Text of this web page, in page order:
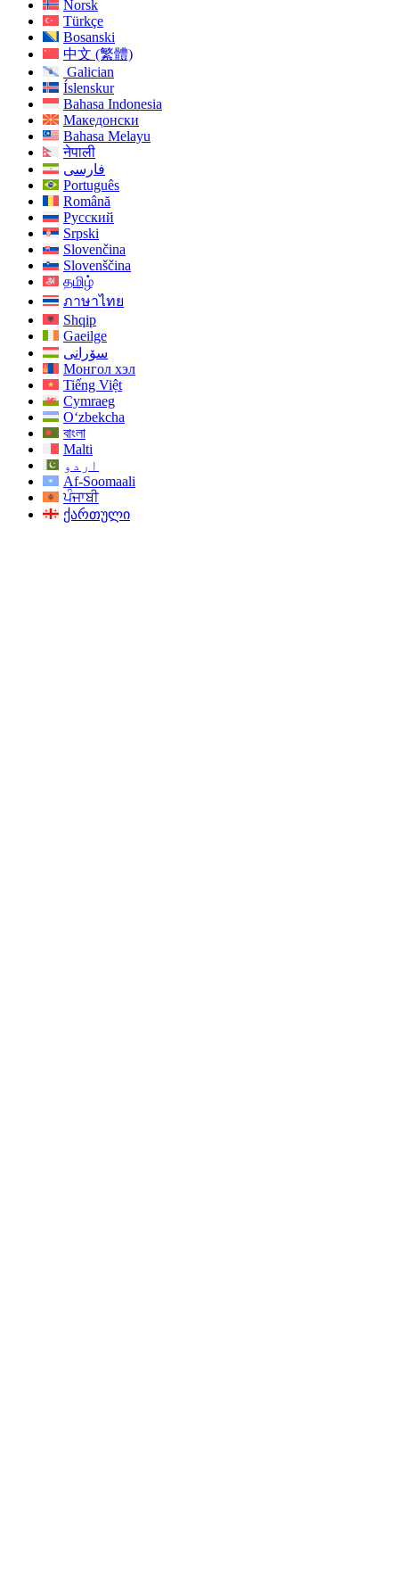
Norsk
Türkçe
Bosanski
中文 (繁體)
Galician
Íslenskur
Bahasa Indonesia
Македонски
Bahasa Melayu
नेपाली
فارسی
Português
Română
Русский
Srpski
Slovenčina
Slovenščina
தமிழ்
ภาษาไทย
Shqip
Gaeilge
سۆرانی
Монгол хэл
Tiếng Việt
Cymraeg
O‘zbekcha
বাংলা
Malti
اردو
Af-Soomaali
ਪੰਜਾਬੀ
ქართული